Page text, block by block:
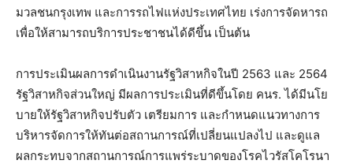
มวลชนกรุงเทพ และการรถไฟแห่งประเทศไทย เร่งการจัดหารถ
เพื่อให้สามารถบริการประชาชนได้ดีขึ้น เป็นต้น
การประเมินผลการดำเนินงานรัฐวิสาหกิจในปี 2563 และ 2564
รัฐวิสาหกิจส่วนใหญ่ มีผลการประเมินที่ดีขึ้นโดย คนร. ได้มีนโย
บายให้รัฐวิสาหกิจปรับตัว เตรียมการ และกำหนดแนวทางการ
บริหารจัดการให้ทันต่อสถานการณ์ที่เปลี่ยนแปลงไป และดูแล
ผลกระทบจากสถานการณ์การแพร่ระบาดของโรคไวรัสโคโรนา